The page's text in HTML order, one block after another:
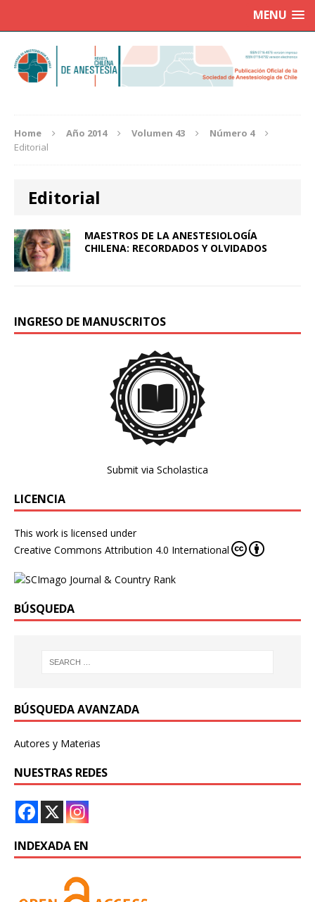
MENU
Home Año 2014 Volumen 43
Número 4
Editorial
Editorial
MAESTROS DE LA ANESTESIOLOGÍA
CHILENA: RECORDADOS Y OLVIDADOS
INGRESO DE MANUSCRITOS
Submit via Scholastica
LICENCIA
This work is licensed under
Creative Commons Attribution 4.0 International
BÚSQUEDA
BÚSQUEDA AVANZADA
Autores y Materias
NUESTRAS REDES
INDEXADA EN